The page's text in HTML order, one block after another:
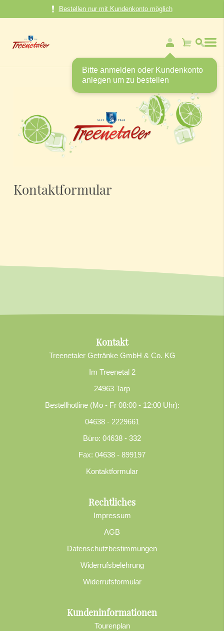
Bestellen nur mit Kundenkonto möglich
Bitte anmelden oder Kundenkonto
anlegen um zu bestellen
Mein
Kontaktformular
Kontakt
Treenetaler Getränke GmbH & Co. KG
Im Treenetal 2
24963 Tarp
Bestellhotline (Mo - Fr 08:00 - 12:00 Uhr):
04638 - 2229661
Büro: 04638 - 332
Fax: 04638 - 899197
Kontaktformular
Rechtliches
Impressum
AGB
Datenschutzbestimmungen
Widerrufsbelehrung
Widerrufsformular
Kundeninformationen
Tourenplan